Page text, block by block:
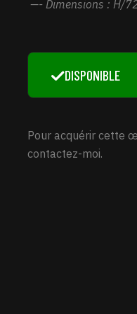
—- Dimensions : H/
DISPONIBLE
Pour acquérir cette
contactez-moi.